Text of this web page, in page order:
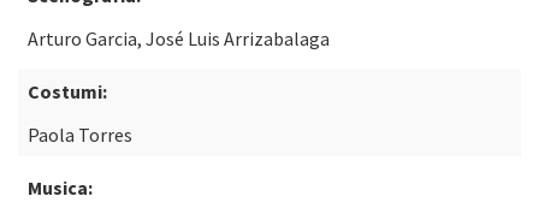
Arturo Garcia, José Luis Arrizabalaga
Costumi:
Paola Torres
Musica: